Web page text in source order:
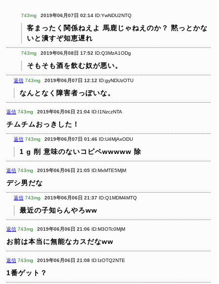
743mg 2019年06月07日 02:14 ID:YwNDU2NTQ
客まったく関係ねえよ 馬鹿じゃねえのか？ 黙っとかな
いと潰すぞ知恵遅れ
743mg 2019年06月08日 17:52 ID:Q3MzA1ODg
そもそも酒を飲む奴が悪い。
返信 743mg 2019年06月07日 12:12 ID:gyNDUzOTU
なんとなく障害者っぽいな。
返信 743mg 2019年06月06日 21:04 ID:I1NzczNTA
チムチムおっきした！
返信 743mg 2019年06月07日 01:46 ID:U4MjAxODU
1 g 削 意味のないコピペwwwww 除
返信 743mg 2019年06月06日 21:05 ID:MxMTE5MjM
デシ男だな
返信 743mg 2019年06月06日 21:37 ID:Q1MDM4MTQ
最近の子知らんやろww
返信 743mg 2019年06月06日 21:06 ID:M3OTc0MjM
お前は本当に無能なカスだなww
返信 743mg 2019年06月06日 21:08 ID:IzOTQ2NTE
1番ゲット？